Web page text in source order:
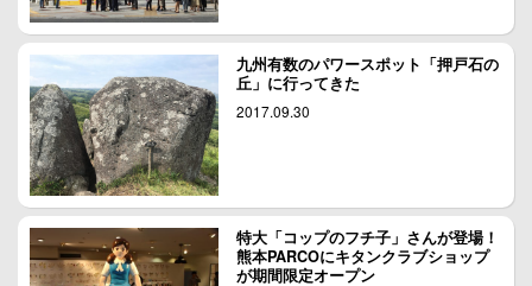
九州有数のパワースポット「押戸石の
丘」に行ってきた
2017.09.30
特大「コップのフチ子」さんが登場！
熊本PARCOにキタンクラブショップ
が期間限定オープン